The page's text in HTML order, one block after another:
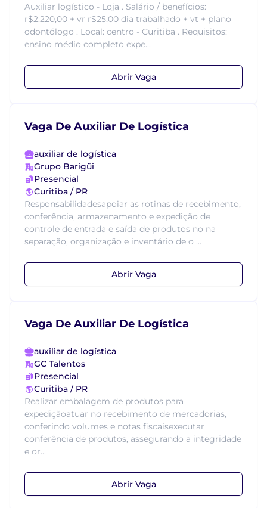
Auxiliar logístico - Loja . Salário / benefícios:
r$2.220,00 + vr r$25,00 dia trabalhado + vt + plano
odontólogo . Local: centro - Curitiba . Requisitos:
ensino médio completo expe...
Abrir Vaga
Vaga De Auxiliar De Logística
auxiliar de logística
Grupo Barigüi
Presencial
Curitiba / PR
Responsabilidadesapoiar as rotinas de recebimento,
conferência, armazenamento e expedição de
controle de entrada e saída de produtos no na
separação, organização e inventário de o ...
Abrir Vaga
Vaga De Auxiliar De Logística
auxiliar de logística
GC Talentos
Presencial
Curitiba / PR
Realizar embalagem de produtos para
expediçãoatuar no recebimento de mercadorias,
conferindo volumes e notas fiscaisexecutar
conferência de produtos, assegurando a integridade
e or...
Abrir Vaga